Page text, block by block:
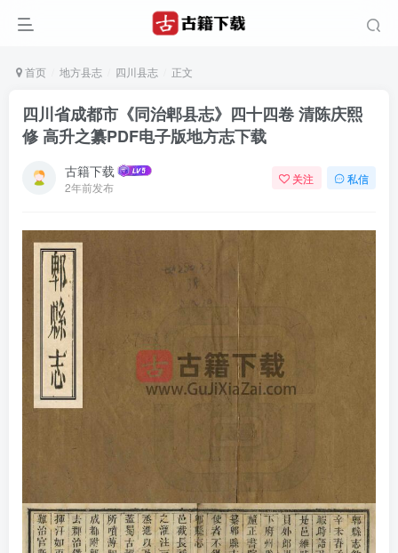
首页 地方县志 四川县志 正文
四川省成都市《同治郫县志》四十四卷 清陈庆熙
修 高升之纂PDF电子版地方志下载
古籍下载
2年前发布
关注 私信